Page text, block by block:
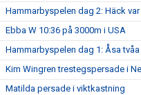
Hammarbyspelen dag 2: Häck
Ebba W 10:36 på 3000m i USA
Hammarbyspelen dag 1: Åsa
Kim Wingren trestegspersade i
Matilda persade i viktkastning